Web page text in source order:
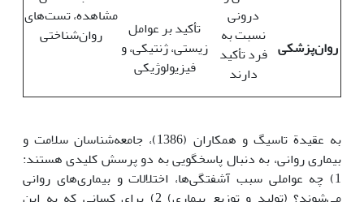
درونی
نسبت به
فرد تأکید
دارند
مشاهده، تست‌های
روان‌شناختی
روان‌پزشکی
تأکید بر عوامل
زیستی، ژنتیکی، و
فیزیولوژیکی
به عقیدة تاسیگ و همکاران (1386)، جامعه‌شناسان سلامت و
بیماری روانی، به دنبال پاسخگویی به دو پرسش کلیدی هستند:
1) چه عواملی سبب آشفتگی‌ها، اختلالات و بیماری‌های روانی